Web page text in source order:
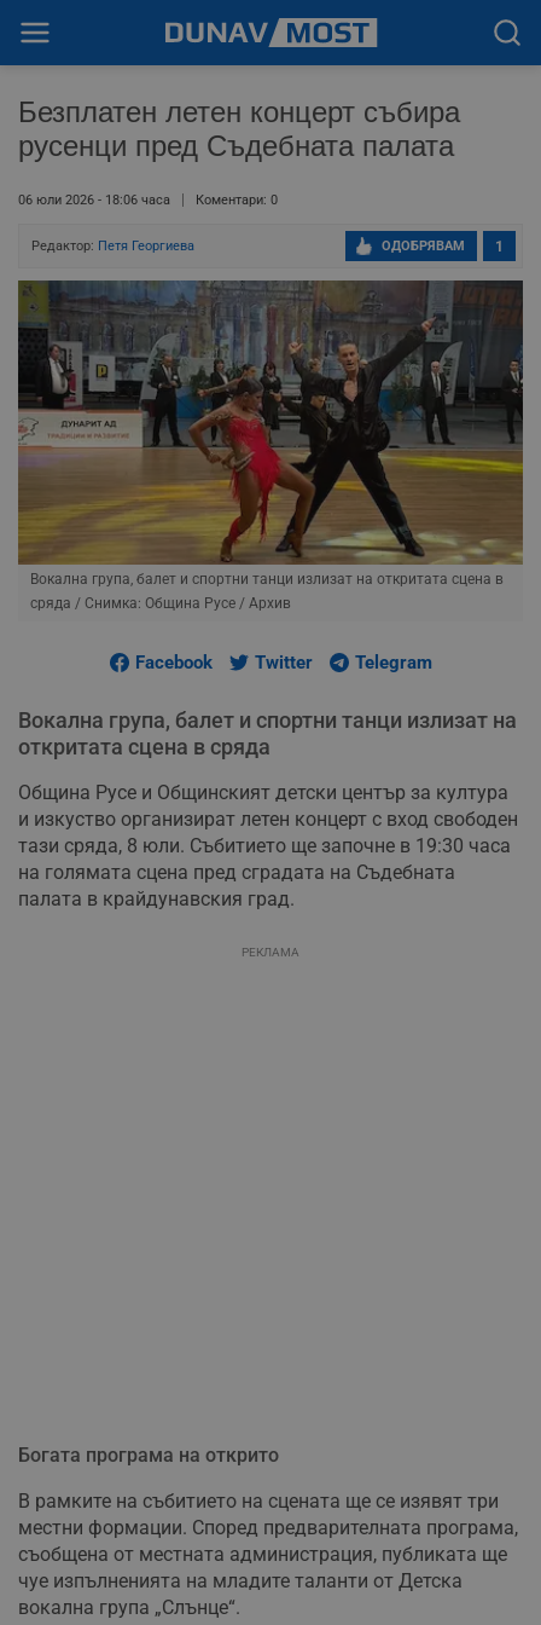
Безплатен летен концерт събира
русенци пред Съдебната палата
06 юли 2026 - 18:06 часа Коментари: 0
Редактор: Петя Георгиева 1
ОДОБРЯВАМ
Вокална група, балет и спортни танци излизат на откритата сцена в
сряда / Снимка: Община Русе / Архив
Facebook Twitter Telegram
Вокална група, балет и спортни танци излизат на
откритата сцена в сряда
Община Русе и Общинският детски център за култура
и изкуство организират летен концерт с вход свободен
тази сряда, 8 юли. Събитието ще започне в 19:30 часа
на голямата сцена пред сградата на Съдебната
палата в крайдунавския град.
РЕКЛАМА
Богата програма на открито
В рамките на събитието на сцената ще се изявят три
местни формации. Според предварителната програма,
съобщена от местната администрация, публиката ще
чуе изпълненията на младите таланти от Детска
вокална група „Слънце“.